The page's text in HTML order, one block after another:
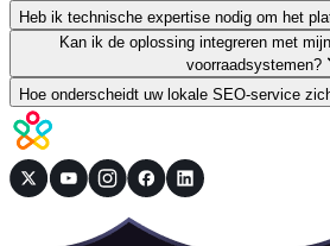
Heb ik technische expertise nodig om het
Kan ik de oplossing integreren met
voorraadsystemen?
Hoe onderscheidt uw lokale SEO-service